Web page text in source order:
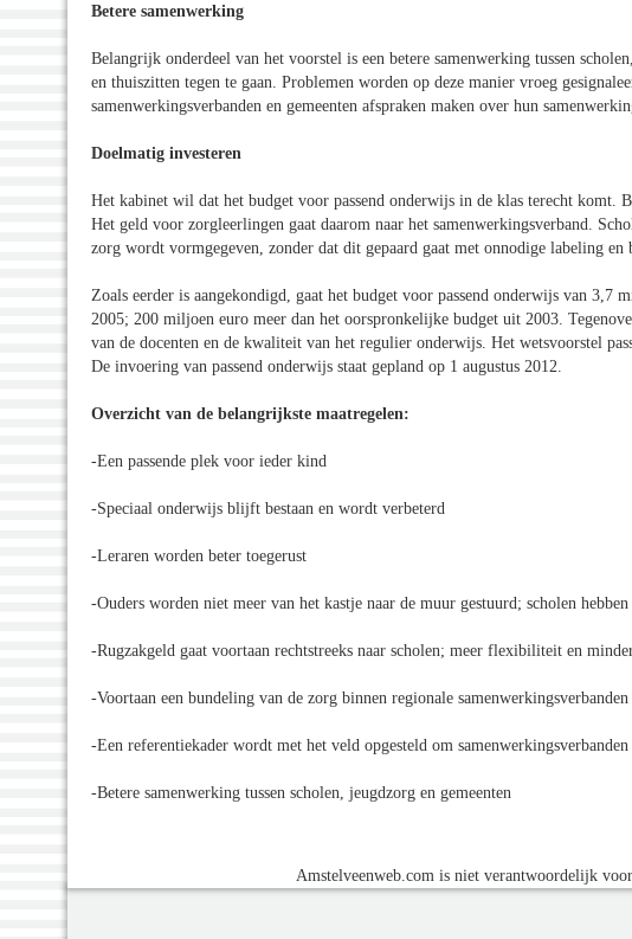
Betere samenwerking
Belangrijk onderdeel van het voorstel is een betere samenwerking tussen
en thuiszitten tegen te gaan. Problemen worden op deze manier vroeg
samenwerkingsverbanden en gemeenten afspraken maken over hun
Doelmatig investeren
Het kabinet wil dat het budget voor passend onderwijs in de klas terecht komt.
Het geld voor zorgleerlingen gaat daarom naar het samenwerkingsverband.
zorg wordt vormgegeven, zonder dat dit gepaard gaat met onnodige labeling en
Zoals eerder is aangekondigd, gaat het budget voor passend onderwijs van
2005; 200 miljoen euro meer dan het oorspronkelijke budget uit 2003.
van de docenten en de kwaliteit van het regulier onderwijs. Het wetsvoorstel
De invoering van passend onderwijs staat gepland op 1 augustus 2012.
Overzicht van de belangrijkste maatregelen:
-Een passende plek voor ieder kind
-Speciaal onderwijs blijft bestaan en wordt verbeterd
-Leraren worden beter toegerust
-Ouders worden niet meer van het kastje naar de muur gestuurd; scholen
-Rugzakgeld gaat voortaan rechtstreeks naar scholen; meer flexibiliteit en
-Voortaan een bundeling van de zorg binnen regionale
-Een referentiekader wordt met het veld opgesteld om
-Betere samenwerking tussen scholen, jeugdzorg en gemeenten
Amstelveenweb.com is niet verantwoordelijk